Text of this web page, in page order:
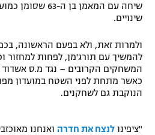
תנאי שימוש
מדיניות פרטיות
תקנון פעילות ספורט 1
ספורט אתגרי ואקסטרים
גיימינג E-Sports
שיחה עם המאמן בן
שינויים.
ולמרות זאת, ולא בפעם הראשונה,
להמשיך עם תורג'מן, לפחות למחזור
המשחקים הקרובים – נגד מ.ס
כאשר מתחת לפני השטח במועדון
הנוקבת גם לשחקנים.
"ציפינו לנצח את חדרה ואנחנו